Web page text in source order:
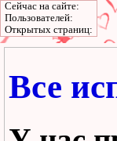
Все
Сейчас на сайте:
Пользователей:
Открытых страниц: